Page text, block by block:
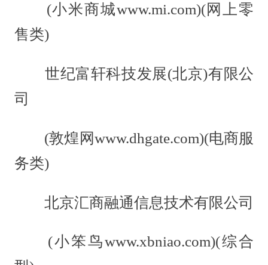
(小米商城www.mi.com)(网上零
售类)
世纪富轩科技发展(北京)有限公
司
(敦煌网www.dhgate.com)(电商服
务类)
北京汇商融通信息技术有限公司
(小笨鸟www.xbniao.com)(综合